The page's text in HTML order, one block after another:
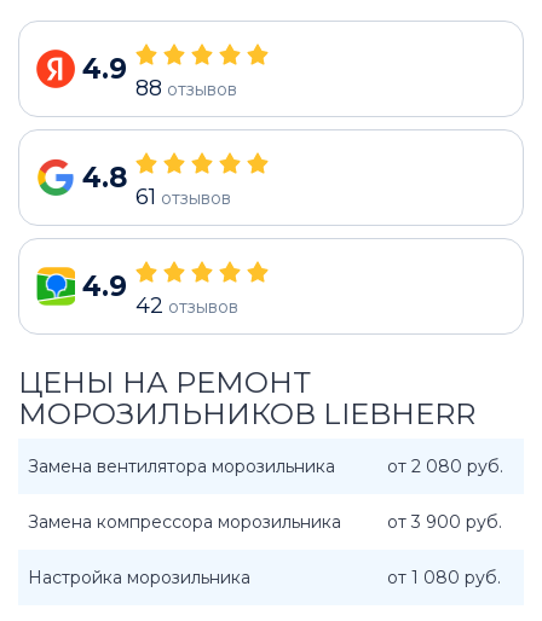
4.9
88 отзывов
4.8
61 отзывов
4.9
42 отзывов
ЦЕНЫ НА РЕМОНТ
МОРОЗИЛЬНИКОВ LIEBHERR
Замена вентилятора морозильника от 2 080 руб.
Замена компрессора морозильника от 3 900 руб.
Настройка морозильника от 1 080 руб.